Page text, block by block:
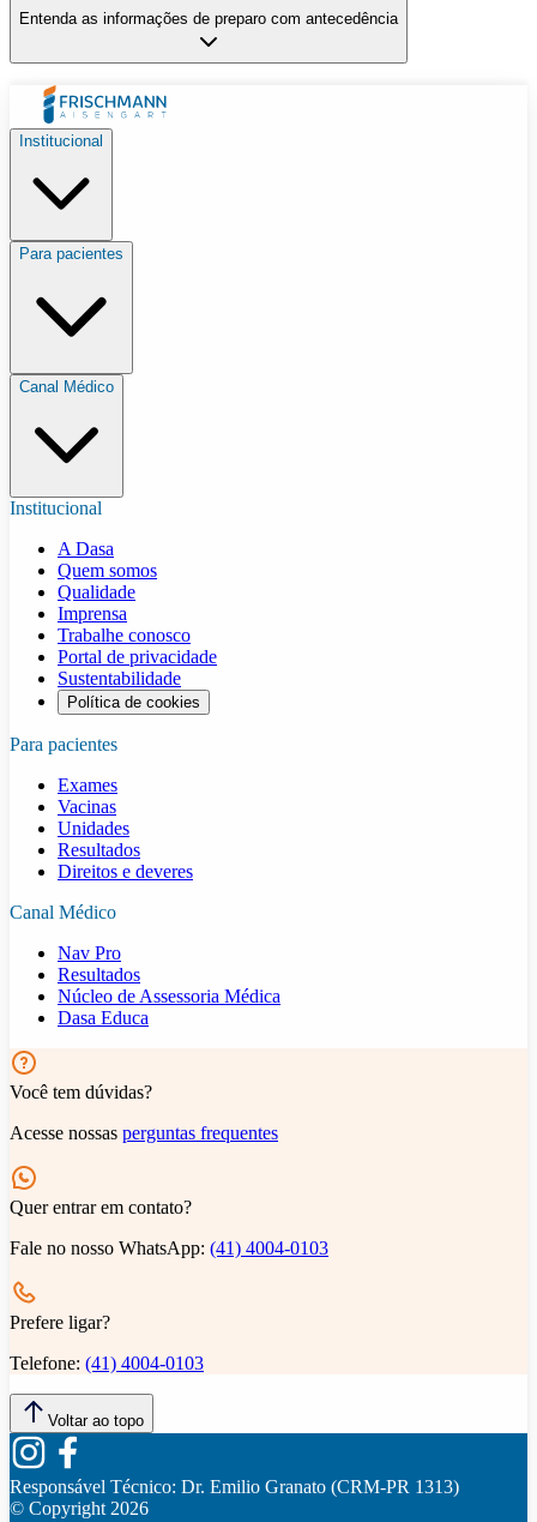
Entenda as informações de preparo com antecedência
Institucional
Para pacientes
Canal Médico
Institucional
A Dasa
Quem somos
Qualidade
Imprensa
Trabalhe conosco
Portal de privacidade
Sustentabilidade
Política de cookies
Para pacientes
Exames
Vacinas
Unidades
Resultados
Direitos e deveres
Canal Médico
Nav Pro
Resultados
Núcleo de Assessoria Médica
Dasa Educa
Você tem dúvidas?
Acesse nossas perguntas frequentes
Quer entrar em contato?
Fale no nosso WhatsApp: (41) 4004-0103
Prefere ligar?
Telefone: (41) 4004-0103
Voltar ao topo
Responsável Técnico: Dr. Emilio Granato (CRM-PR 1313)
© Copyright2026